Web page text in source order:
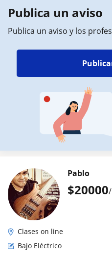
Publica un aviso
Publica un aviso y los
$20000
Pablo
Clases on line
Bajo Eléctrico